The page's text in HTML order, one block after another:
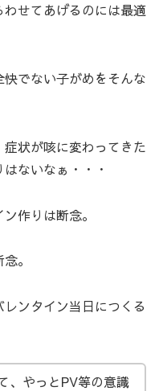
せてあげるのには最適
でない子がめをそんな
状が咳に変わってきた
ないなぁ・・・
作りは断念。
。
ンタイン当日につくる
、やっとPV等の意識